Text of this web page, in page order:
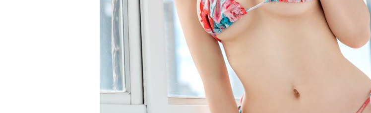
台彩父親節推新刮刮樂千萬頭獎超「爸」氣 12:00
「拍片人的多重宇宙」職涯論壇9/12登場！
8國球員齊聚高雄 Formosa 7s掀足球熱潮
理想混蛋號召粉絲跨海追星吃美食！